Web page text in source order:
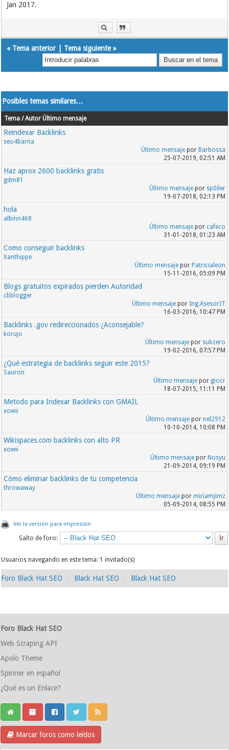
Jan 2017.
« Tema anterior| Tema siguiente»
Posibles temas similares…
Tema / Autor Último mensaje
Reindexar Backlinks
seo4barna
Último mensajepor Barbossa
25-07-2019, 02:51 AM
Haz aprox 2600 backlinks gratis
gdm81
Último mensajepor sp0iler
19-07-2018, 02:13 PM
hola
albinn468
Último mensajepor cafeco
31-01-2018, 01:23 AM
Como conseguir backlinks
Xanthippe
Último mensajepor Patricialeon
15-11-2016, 05:09 PM
Blogs gratuitos expirados pierden Autoridad
cbblogger
Último mensajepor Ing.AsesorIT
16-03-2016, 10:47 PM
Backlinks .gov redireccionados ¿Aconsejable?
korujo
Último mensajepor subzero
19-02-2016, 07:57 PM
¿Qué estrategia de backlinks seguir este 2015?
Sauron
Último mensajepor giocr
18-07-2015, 11:11 PM
Metodo para Indexar Backlinks con GMAIL
xowii
Último mensajepor nel2912
10-10-2014, 10:08 PM
Wikispaces.com backlinks con alto PR
xowii
Último mensajepor Nosyu
21-09-2014, 09:19 PM
Cómo eliminar backlinks de tu competencia
throwaway
Último mensajepor miriamjimz
05-09-2014, 08:55 PM
Ver la versión para impresión
Salto de foro:
Usuarios navegando en este tema: 1 invitado(s)
Foro Black Hat SEO Black Hat SEO Black Hat SEO
Foro Black Hat SEO
Web Scraping API
Apolo Theme
Spinner en español
¿Qué es un Enlace?
Marcar foros como leídos